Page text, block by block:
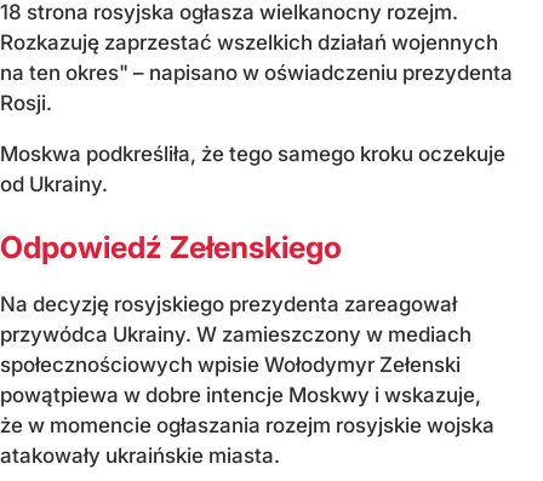
18 strona rosyjska ogłasza wielkanocny rozejm.
Rozkazuję zaprzestać wszelkich działań wojennych
na ten okres" – napisano w oświadczeniu prezydenta
Rosji.
Moskwa podkreśliła, że tego samego kroku oczekuje
od Ukrainy.
Odpowiedź Zełenskiego
Na decyzję rosyjskiego prezydenta zareagował
przywódca Ukrainy. W zamieszczony w mediach
społecznościowych wpisie Wołodymyr Zełenski
powątpiewa w dobre intencje Moskwy i wskazuje,
że w momencie ogłaszania rozejm rosyjskie wojska
atakowały ukraińskie miasta.